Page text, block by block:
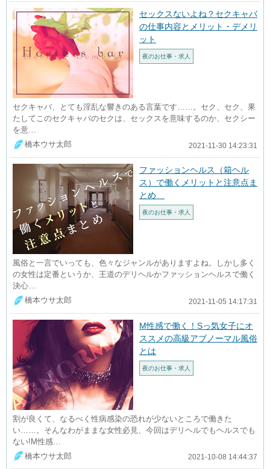
セックスないよね？セクキャバ
の仕事内容とメリット・デメリ
ット
夜のお仕事・求人
セクキャバ、とても淫乱な響きのある言葉です……。セク、セク、果
たしてこのセクキャバのセクは、セックスを意味するのか、セクシー
を意…
橋本ウサ太郎
2021-11-30 14:23:31
ファッションヘルス（箱ヘル
ス）で働くメリットと注意点ま
とめ
夜のお仕事・求人
風俗と一言でいっても、色々なジャンルがありますよね。しかし多く
の女性は定番というか、王道のデリヘルかファッションヘルスで働く
決心…
橋本ウサ太郎
2021-11-05 14:17:31
M性感で働く！Sっ気女子にオ
ススメの高級アブノーマル風俗
とは
夜のお仕事・求人
割が良くて、なるべく性病感染の恐れが少ないところで働きた
い……。そんなわがままな女性必見、今回はデリヘルでもヘルスでも
ない!M性感…
橋本ウサ太郎
2021-10-08 14:44:37